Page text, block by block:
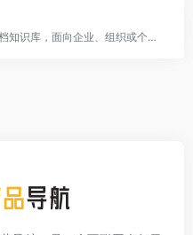
十万阿里人都在用的笔记与文档知识库，面向企业、组织或个人，提供全新的体系化知识管理，打造轻松流畅的工作协同。金融级数据安全、丰富的应用场景、强大的知识创作与管理，助力企业、个人轻松拥有云端知识库